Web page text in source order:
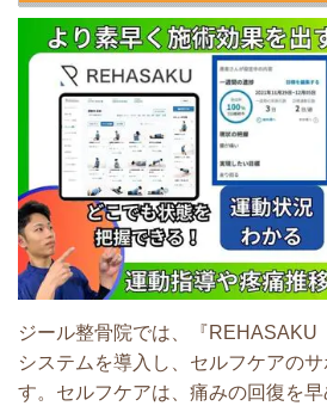
ジール整骨院では、『REHASAKU
システムを導入し、セルフケアの
す。セルフケアは、痛みの回復を